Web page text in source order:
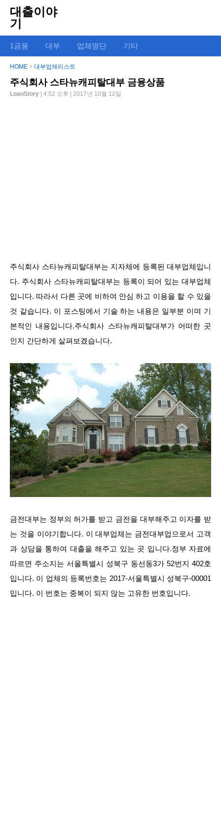
대출이야
기
1금융 대부 업체명단 기타
HOME > 대부업체리스트
주식회사 스타뉴캐피탈대부 금융상품
LoanStory | 4:52 오후 | 2017년 10월 12일
주식회사 스타뉴캐피탈대부는 지자체에 등록된 대부업체입니
다. 주식회사 스타뉴캐피탈대부는 등록이 되어 있는 대부업체
입니다. 따라서 다른 곳에 비하여 안심 하고 이용을 할 수 있을
것 같습니다. 이 포스팅에서 기술 하는 내용은 일부분 이며 기
본적인 내용입니다.주식회사 스타뉴캐피탈대부가 어떠한 곳
인지 간단하게 살펴보겠습니다.
금전대부는 정부의 허가를 받고 금전을 대부해주고 이자를 받
는 것을 이야기합니다. 이 대부업체는 금전대부업으로서 고객
과 상담을 통하여 대출을 해주고 있는 곳 입니다.정부 자료에
따르면 주소지는 서울특별시 성북구 동선동3가 52번지 402호
입니다. 이 업체의 등록번호는 2017-서울특별시 성북구-00001
입니다. 이 번호는 중복이 되지 않는 고유한 번호입니다.